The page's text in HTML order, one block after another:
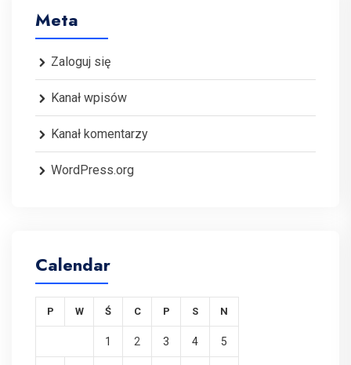
Meta
Zaloguj się
Kanał wpisów
Kanał komentarzy
WordPress.org
Calendar
P W Ś C P S N
1 2 3 4 5